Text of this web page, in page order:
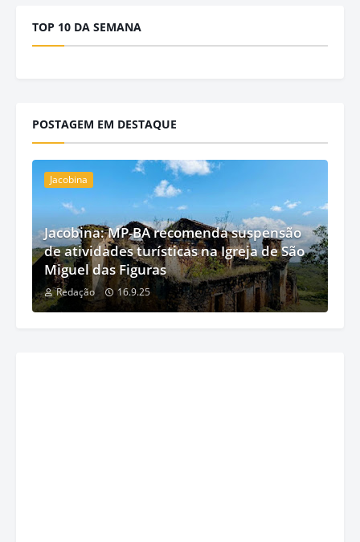
TOP 10 DA SEMANA
POSTAGEM EM DESTAQUE
Jacobina
Jacobina: MP-BA recomenda suspensão
de atividades turísticas na Igreja de São
Miguel das Figuras
Redação 16.9.25